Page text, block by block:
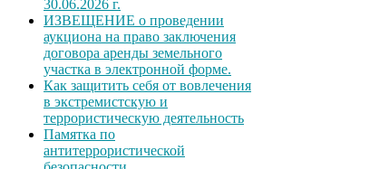
30.06.2026 г.
ИЗВЕЩЕНИЕ о проведении
аукциона на право заключения
договора аренды земельного
участка в электронной форме.
Как защитить себя от вовлечения
в экстремистскую и
террористическую деятельность
Памятка по
антитеррористической